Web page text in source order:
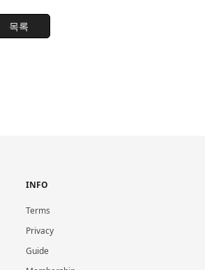
목록
INFO
Terms
Privacy
Guide